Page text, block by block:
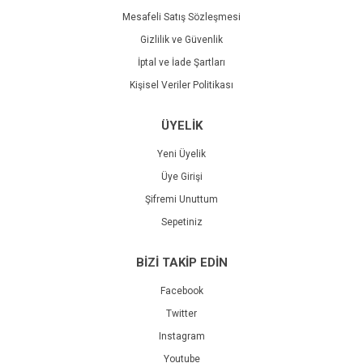
Mesafeli Satış Sözleşmesi
Gizlilik ve Güvenlik
İptal ve İade Şartları
Kişisel Veriler Politikası
ÜYELİK
Yeni Üyelik
Üye Girişi
Şifremi Unuttum
Sepetiniz
BİZİ TAKİP EDİN
Facebook
Twitter
Instagram
Youtube